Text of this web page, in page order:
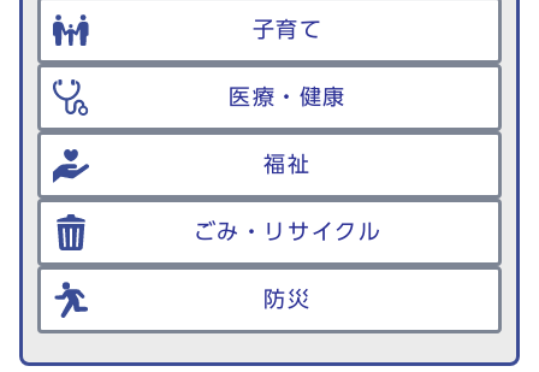
子育て
医療・健康
福祉
ごみ・リサイクル
防災